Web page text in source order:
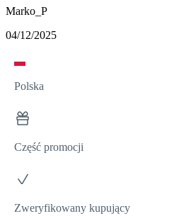
Marko_P
04/12/2025
Polska
Część promocji
Zweryfikowany kupujący